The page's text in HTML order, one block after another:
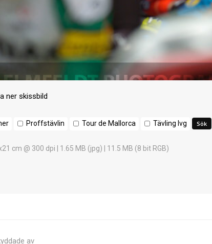
ner skissbild
Proffstävlin Tour de Mallorca Tävling lvg
cm @ 300 dpi | 1.65 MB (jpg) | 11.5 MB (8 bit RGB)
av